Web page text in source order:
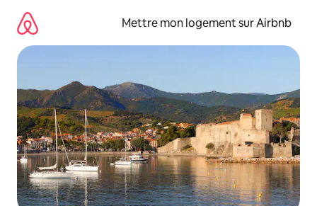
directement
contenu
Mettre mon logement sur Airbnb